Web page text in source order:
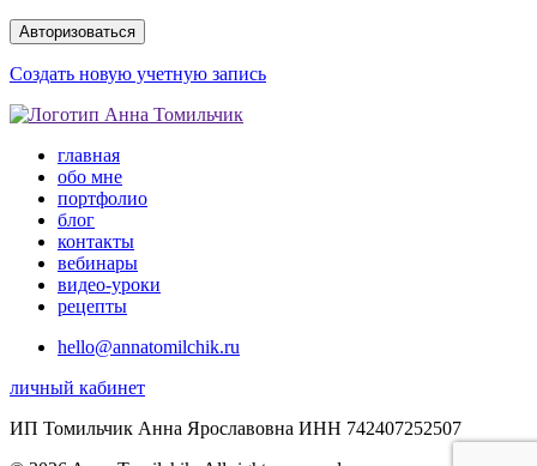
Создать новую учетную запись
главная
обо мне
портфолио
блог
контакты
вебинары
видео-уроки
рецепты
hello@annatomilchik.ru
личный кабинет
ИП Томильчик Анна Ярославовна ИНН 742407252507